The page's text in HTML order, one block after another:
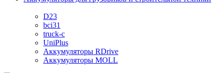
D23
bci31
truck-c
UniPlus
Аккумуляторы RDrive
Аккумуляторы MOLL